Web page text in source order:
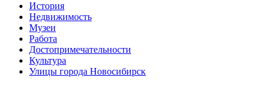
История
Недвижимость
Музеи
Работа
Достопримечательности
Культура
Улицы города Новосибирск